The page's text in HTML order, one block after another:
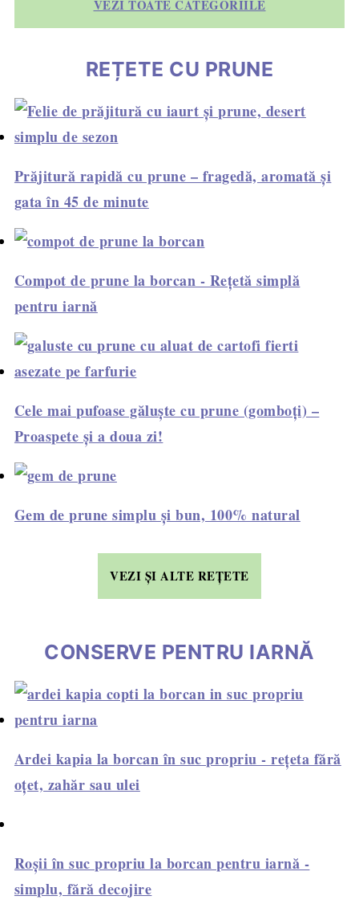
VEZI TOATE CATEGORIILE
REȚETE CU PRUNE
Prăjitură rapidă cu prune – fragedă, aromată și
gata în 45 de minute
Compot de prune la borcan - Rețetă simplă
pentru iarnă
Cele mai pufoase găluște cu prune (gomboți) –
Proaspete și a doua zi!
Gem de prune simplu și bun, 100% natural
VEZI ȘI ALTE REȚETE
CONSERVE PENTRU IARNĂ
Ardei kapia la borcan în suc propriu - rețeta fără
oțet, zahăr sau ulei
Roșii în suc propriu la borcan pentru iarnă -
simplu, fără decojire